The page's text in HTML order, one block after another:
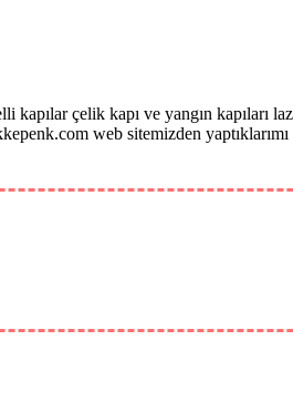
çelik kapı ve yangın kapıları
web sitemizden